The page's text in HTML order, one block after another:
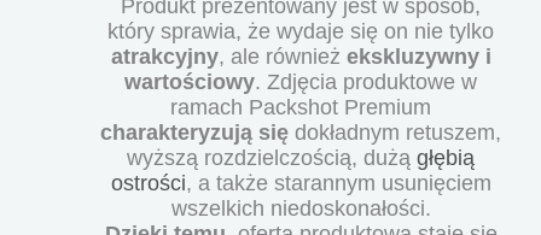
Produkt prezentowany jest w sposób,
który sprawia, że wydaje się on nie tylko
atrakcyjny, ale również ekskluzywny i
wartościowy. Zdjęcia produktowe w
ramach Packshot Premium
charakteryzują się dokładnym retuszem,
wyższą rozdzielczością, dużą głębią
ostrości, a także starannym usunięciem
wszelkich niedoskonałości.